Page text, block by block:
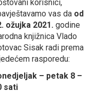
korisnici,
vas da od
ožujka 2021. godine
knjižnica Vlado
Sisak radi prema
rasporedu:
– petak 8 –
sati